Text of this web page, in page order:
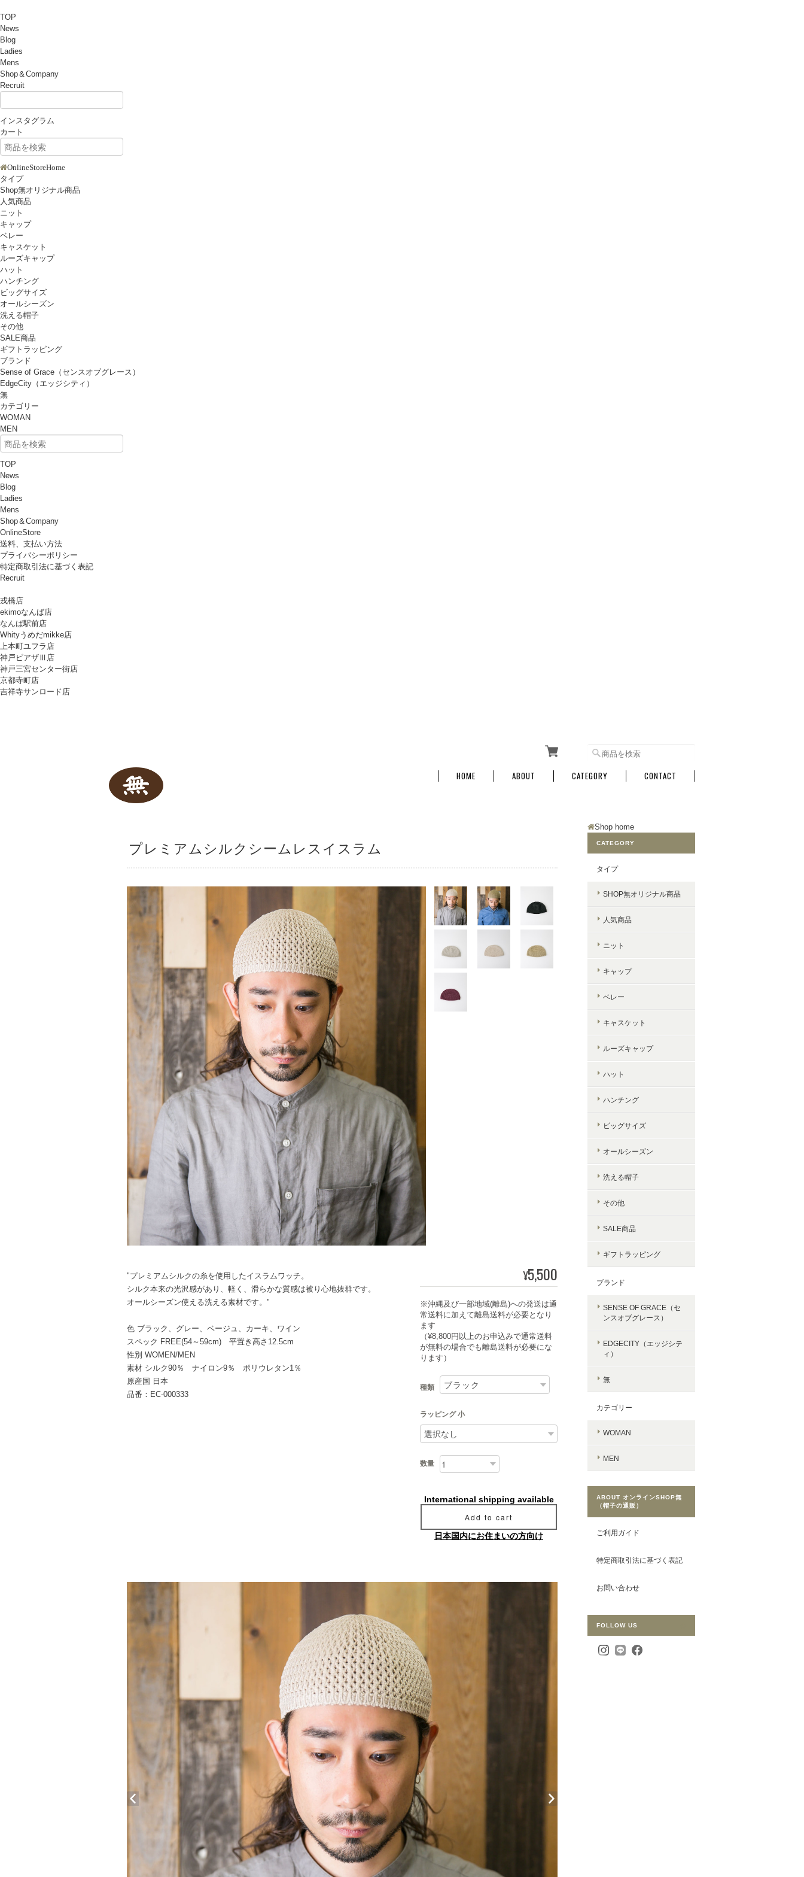
TOP
News
Blog
Ladies
Mens
Shop＆Company
Recruit
インスタグラム
カート
OnlineStoreHome
タイプ
Shop無オリジナル商品
人気商品
ニット
キャップ
ベレー
キャスケット
ルーズキャップ
ハット
ハンチング
ビッグサイズ
オールシーズン
洗える帽子
その他
SALE商品
ギフトラッピング
ブランド
Sense of Grace（センスオブグレース）
EdgeCity（エッジシティ）
無
カテゴリー
WOMAN
MEN
TOP
News
Blog
Ladies
Mens
Shop＆Company
OnlineStore
送料、支払い方法
プライバシーポリシー
特定商取引法に基づく表記
Recruit
戎橋店
ekimoなんば店
なんば駅前店
Whityうめだmikke店
上本町ユフラ店
神戸ピアザⅢ店
神戸三宮センター街店
京都寺町店
吉祥寺サンロード店
HOME ABOUT CATEGORY CONTACT
プレミアムシルクシームレスイスラム
"プレミアムシルクの糸を使用したイスラムワッチ。
シルク本来の光沢感があり、軽く、滑らかな質感は被り心地抜群です。
オールシーズン使える洗える素材です。"
色 ブラック、グレー、ベージュ、カーキ、ワイン
スペック FREE(54～59cm) 平置き高さ12.5cm
性別 WOMEN/MEN
素材 シルク90％ ナイロン9％ ポリウレタン1％
原産国 日本
品番：EC-000333
¥5,500
※沖縄及び一部地域(離島)への発送は通
常送料に加えて離島送料が必要となり
ます
（¥8,800円以上のお申込みで通常送料
が無料の場合でも離島送料が必要にな
ります）
種類
ラッピング 小
数量
International shipping available
Add to cart
日本国内にお住まいの方向け
Shop home
CATEGORY
タイプ
SHOP無オリジナル商品
人気商品
ニット
キャップ
ベレー
キャスケット
ルーズキャップ
ハット
ハンチング
ビッグサイズ
オールシーズン
洗える帽子
その他
SALE商品
ギフトラッピング
ブランド
SENSE OF GRACE（セ
ンスオブグレース）
EDGECITY（エッジシテ
ィ）
無
カテゴリー
WOMAN
MEN
ABOUT オンラインSHOP無
（帽子の通販）
ご利用ガイド
特定商取引法に基づく表記
お問い合わせ
FOLLOW US